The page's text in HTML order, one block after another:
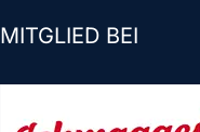
MITGLIED BEI